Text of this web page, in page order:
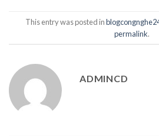
This entry was posted in
permalink.
ADMINCD